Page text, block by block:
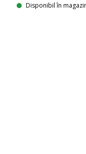
Disponibil în